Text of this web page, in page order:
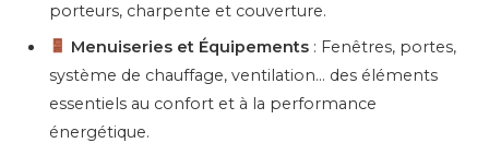
porteurs, charpente et couverture.
Menuiseries et Équipements : Fenêtres, portes,
système de chauffage, ventilation… des éléments
essentiels au confort et à la performance
énergétique.